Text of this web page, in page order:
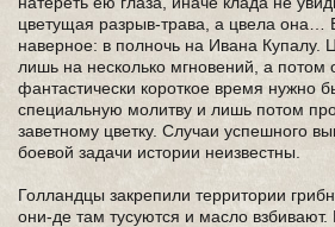
цветущая разрыв-трава, а цвела она…
наверное: в полночь на Ивана Купалу.
лишь на несколько мгновений, а потом
фантастически короткое время нужно
специальную молитву и лишь потом
заветному цветку. Случаи успешного
боевой задачи истории неизвестны.
Голландцы закрепили территории
они-де там тусуются и масло взбивают.